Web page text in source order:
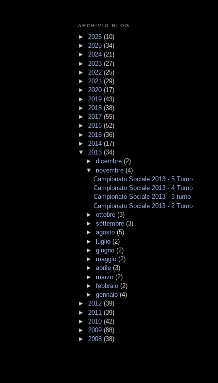
ARCHIVIO BLOG
► 2026 (10)
► 2025 (34)
► 2024 (21)
► 2023 (27)
► 2022 (25)
► 2021 (29)
► 2020 (17)
► 2019 (43)
► 2018 (38)
► 2017 (55)
► 2016 (52)
► 2015 (36)
► 2014 (17)
▼ 2013 (34)
► dicembre (2)
▼ novembre (4)
Campionato Sociale 2013 - 5 Turno
Campionato Sociale 2013 - 4 Turno
Campionato Sociale 2013 - 3 turno
Campionato Sociale 2013 - 2 Turno
► ottobre (3)
► settembre (3)
► agosto (5)
► luglio (2)
► giugno (2)
► maggio (2)
► aprile (3)
► marzo (2)
► febbraio (2)
► gennaio (4)
► 2012 (39)
► 2011 (39)
► 2010 (42)
► 2009 (88)
► 2008 (38)